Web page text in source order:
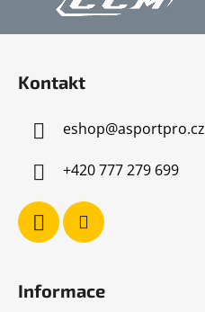
Kontakt
eshop@asportpro.cz
+420 777 279 699
Informace